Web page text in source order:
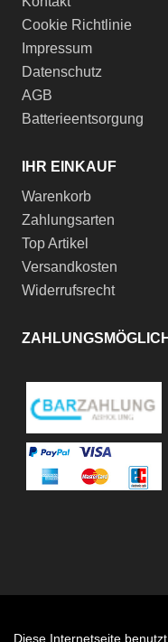
Cookie Richtlinie
Impressum
Datenschutz
AGB
Batterieentsorgung
IHR EINKAUF
Warenkorb
Zahlungsarten
Top Artikel
Versandkosten
Widerrufsrecht
Diese Internetseite